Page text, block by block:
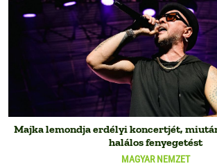
MAGYAR NEMZET
Majka lemondja erdélyi koncertjét,
halálos fenyegetést